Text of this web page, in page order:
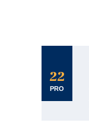
22
PRO